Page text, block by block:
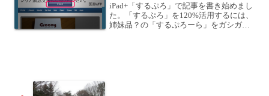
iPad+「するぷろ」で記事を書き始めまし
た。「するぷろ」を120%活用するには、
姉妹品？の「するぷろーら」をガシガシ